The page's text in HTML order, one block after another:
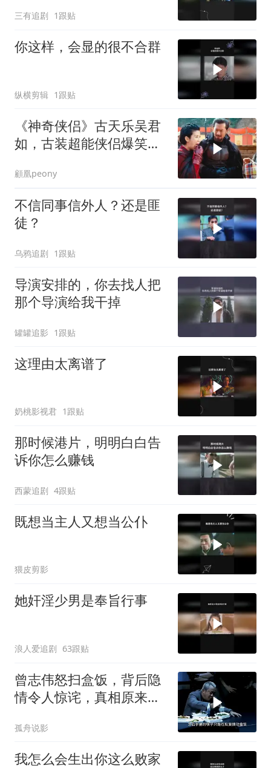
三有追剧 1跟贴
你这样，会显的很不合群
纵横剪辑 1跟贴
《神奇侠侣》古天乐吴君
如，古装超能侠侣爆笑互
顧凰peony
不信同事信外人？还是匪
徒？
乌鸦追剧 1跟贴
导演安排的，你去找人把
那个导演给我干掉
罐罐追影 1跟贴
这理由太离谱了
奶桃影视君 1跟贴
那时候港片，明明白白告
诉你怎么赚钱
西蒙追剧 4跟贴
既想当主人又想当公仆
猥皮剪影
她奸淫少男是奉旨行事
浪人爱追剧 63跟贴
曾志伟怒扫盒饭，背后隐
情令人惊诧，真相原来如
孤舟说影
我怎么会生出你这么败家